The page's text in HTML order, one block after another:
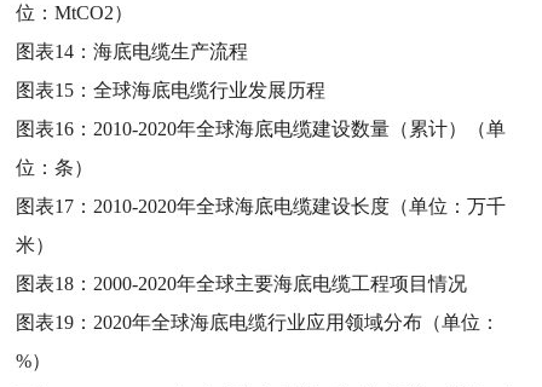
位：MtCO2）
图表14：海底电缆生产流程
图表15：全球海底电缆行业发展历程
图表16： 2010-2020年全球海底电缆建设数量（累计）（单
位：条）
图表17： 2010-2020年全球海底电缆建设长度（单位：万千
米）
图表18： 2000-2020年全球主要海底电缆工程项目情况
图表19： 2020年全球海底电缆行业应用领域分布（单位：
%）